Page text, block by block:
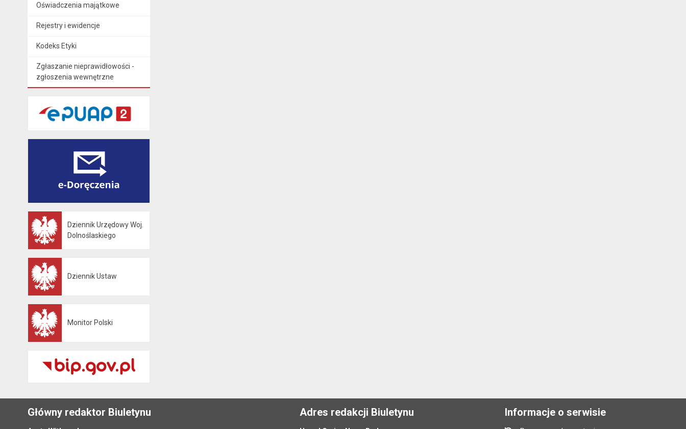
Oświadczenia majątkowe
Rejestry i ewidencje
Kodeks Etyki
Zgłaszanie nieprawidłowości -
zgłoszenia wewnętrzne
Dziennik Urzędowy Woj.
Dolnoślaskiego
Dziennik Ustaw
Monitor Polski
Główny redaktor Biuletynu Adres redakcji Biuletynu Informacje o serwisie